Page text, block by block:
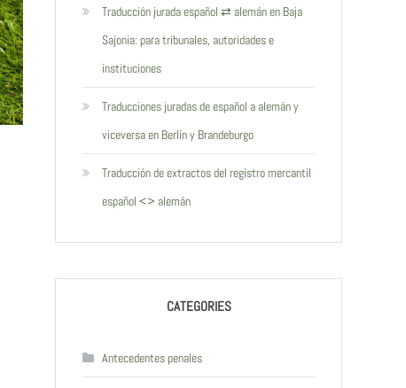
Traducción jurada español ⇄ alemán en Baja
Sajonia: para tribunales, autoridades e
instituciones
Traducciones juradas de español a alemán y
viceversa en Berlín y Brandeburgo
Traducción de extractos del registro mercantil
español <> alemán
CATEGORIES
Antecedentes penales